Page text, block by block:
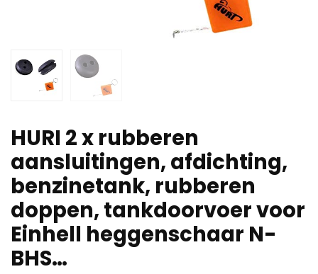
HURI 2 x rubberen
aansluitingen, afdichting,
benzinetank, rubberen
doppen, tankdoorvoer voor
Einhell heggenschaar N-
BHS…